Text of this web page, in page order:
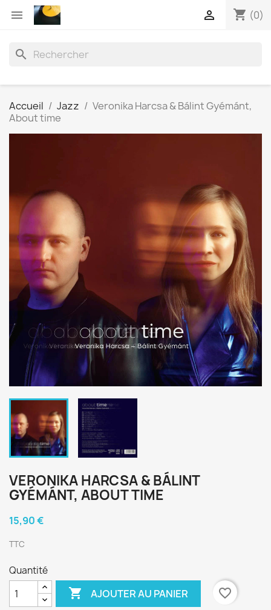
 shopping_cart (0)

search
Accueil Jazz
Veronika Harcsa & Bálint Gyémánt,
About time
VERONIKA HARCSA & BÁLINT
GYÉMÁNT, ABOUT TIME
15,90 €
TTC
Quantité
 AJOUTER AU PANIER favorite_border